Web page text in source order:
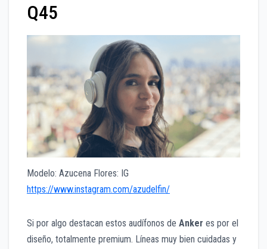
Q45
Modelo: Azucena Flores: IG
https://www.instagram.com/azudelfin/
Si por algo destacan estos audífonos de Anker es por el
diseño, totalmente premium. Líneas muy bien cuidadas y